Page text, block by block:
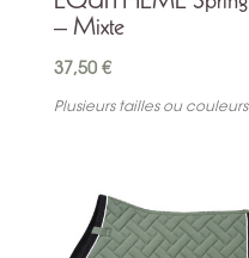
– Mixte
37,50 €
Plusieurs tailles ou couleurs